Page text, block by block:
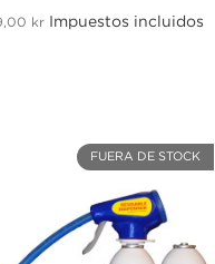
kr Impuestos incluidos
FUERA DE STOCK
Skapa en ny lista
((modalDeleteText))
productos en su
Iniciar sesión